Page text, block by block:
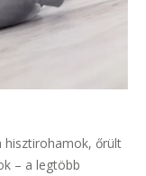
hisztirohamok, őrült
– a legtöbb